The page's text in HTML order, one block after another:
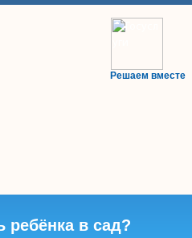
Решаем вместе
ребёнка в сад?